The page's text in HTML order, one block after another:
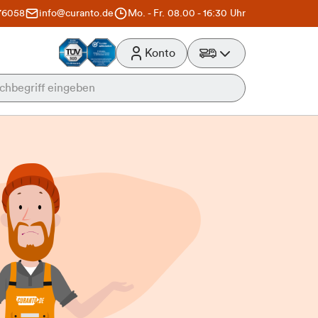
info@curanto.de Mo. - Fr. 08.00 - 16:30 Uhr
Konto